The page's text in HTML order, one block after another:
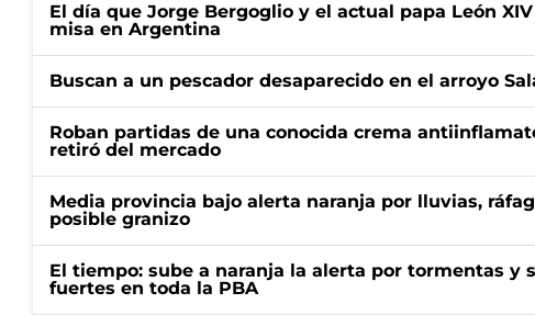
El día que Jorge Bergoglio y el actual papa León
misa en Argentina
Buscan a un pescador desaparecido en el arroyo
Roban partidas de una conocida crema
retiró del mercado
Media provincia bajo alerta naranja por lluvias,
posible granizo
El tiempo: sube a naranja la alerta por tormentas y
fuertes en toda la PBA